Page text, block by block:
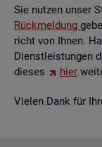
Sie nut­zen unser
Rück­mel­dung
richt von Ihnen.
Dienst­leis­tun­gen
die­ses
hier
Vie­len Dank für